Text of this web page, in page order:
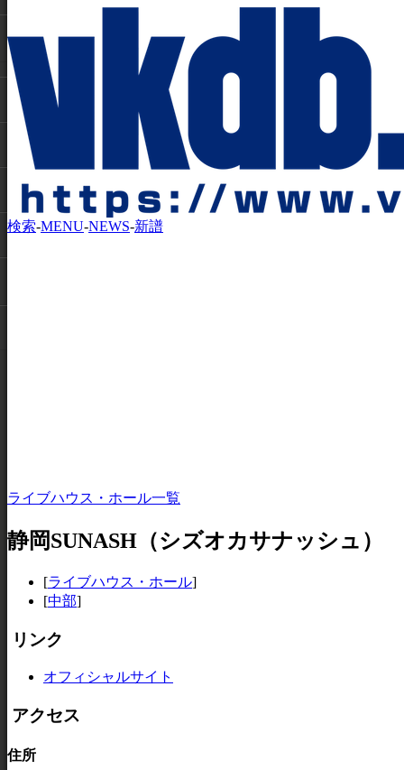
検索-MENU-NEWS-新譜
ライブハウス・ホール一覧
静岡SUNASH（シズオカサナッシュ）
[ライブハウス・ホール]
[中部]
リンク
オフィシャルサイト
アクセス
住所